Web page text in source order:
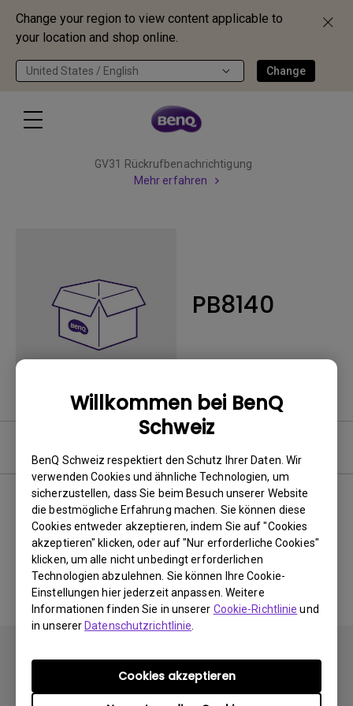
Change your region to view content applicable to
your location and shop online.
United States / English Change
Willkommen bei BenQ
Schweiz
BenQ Schweiz respektiert den Schutz Ihrer Daten. Wir
verwenden Cookies und ähnliche Technologien, um
sicherzustellen, dass Sie beim Besuch unserer Website
die bestmögliche Erfahrung machen. Sie können diese
Cookies entweder akzeptieren, indem Sie auf "Cookies
akzeptieren" klicken, oder auf "Nur erforderliche Cookies"
klicken, um alle nicht unbedingt erforderlichen
Technologien abzulehnen. Sie können Ihre Cookie-
Einstellungen hier jederzeit anpassen. Weitere
Informationen finden Sie in unserer Cookie-Richtlinie und
in unsererDatenschutzrichtlinie
Cookies akzeptieren
GV31 Rückrufbenachrichtigung
Mehr erfahren
PB8140
Keine zugehörigen Software
&amp; Treiber